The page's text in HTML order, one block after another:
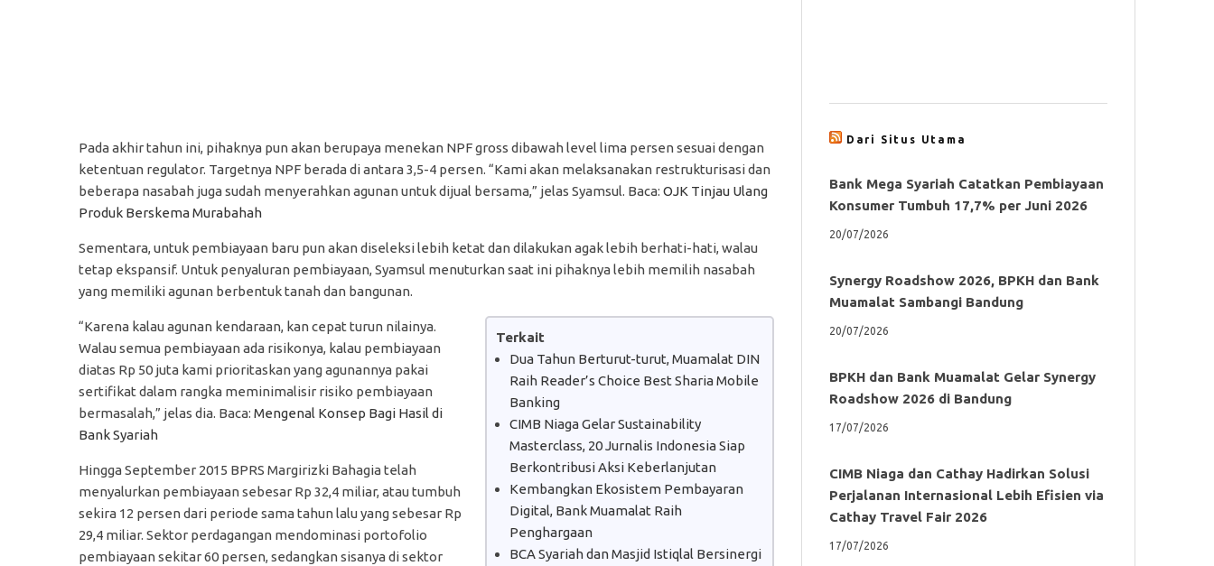
Pada akhir tahun ini, pihaknya pun akan berupaya menekan NPF gross dibawah level lima persen sesuai dengan
ketentuan regulator. Targetnya NPF berada di antara 3,5-4 persen. “Kami akan melaksanakan restrukturisasi dan
beberapa nasabah juga sudah menyerahkan agunan untuk dijual bersama,” jelas Syamsul. Baca: OJK Tinjau Ulang
Produk Berskema Murabahah
Sementara, untuk pembiayaan baru pun akan diseleksi lebih ketat dan dilakukan agak lebih berhati-hati, walau
tetap ekspansif. Untuk penyaluran pembiayaan, Syamsul menuturkan saat ini pihaknya lebih memilih nasabah
yang memiliki agunan berbentuk tanah dan bangunan.
Terkait
Dua Tahun Berturut-turut, Muamalat DIN
Raih Reader’s Choice Best Sharia Mobile
Banking
CIMB Niaga Gelar Sustainability
Masterclass, 20 Jurnalis Indonesia Siap
Berkontribusi Aksi Keberlanjutan
Kembangkan Ekosistem Pembayaran
Digital, Bank Muamalat Raih
Penghargaan
BCA Syariah dan Masjid Istiqlal Bersinergi
“Karena kalau agunan kendaraan, kan cepat turun nilainya.
Walau semua pembiayaan ada risikonya, kalau pembiayaan
diatas Rp 50 juta kami prioritaskan yang agunannya pakai
sertifikat dalam rangka meminimalisir risiko pembiayaan
bermasalah,” jelas dia. Baca: Mengenal Konsep Bagi Hasil di
Bank Syariah
Hingga September 2015 BPRS Margirizki Bahagia telah
menyalurkan pembiayaan sebesar Rp 32,4 miliar, atau tumbuh
sekira 12 persen dari periode sama tahun lalu yang sebesar Rp
29,4 miliar. Sektor perdagangan mendominasi portofolio
pembiayaan sekitar 60 persen, sedangkan sisanya di sektor
Dari Situs Utama
Bank Mega Syariah Catatkan Pembiayaan
Konsumer Tumbuh 17,7% per Juni 2026
20/07/2026
Synergy Roadshow 2026, BPKH dan Bank
Muamalat Sambangi Bandung
20/07/2026
BPKH dan Bank Muamalat Gelar Synergy
Roadshow 2026 di Bandung
17/07/2026
CIMB Niaga dan Cathay Hadirkan Solusi
Perjalanan Internasional Lebih Efisien via
Cathay Travel Fair 2026
17/07/2026